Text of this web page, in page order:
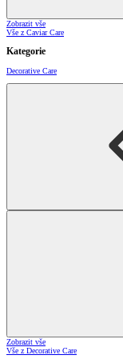
Zobrazit vše
Vše z Caviar Care
Kategorie
Decorative Care
Zobrazit vše
Vše z Decorative Care